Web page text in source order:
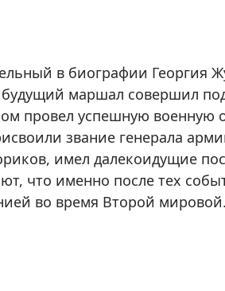
в биографии Георгия
маршал совершил
провел успешную военную
звание генерала
имел далекоидущие
что именно после тех
во время Второй мировой.